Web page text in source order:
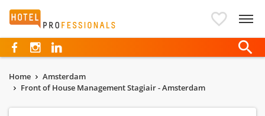
Hotelprofessionals
Home
Amsterdam
Front of House Management Stagiair - Amsterdam